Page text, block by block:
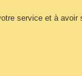
service et à avoir